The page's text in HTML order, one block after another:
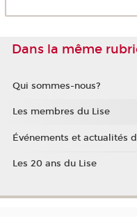
Dans la même
Qui sommes-nous?
Les membres du Lise
Événements et actualités
Les 20 ans du Lise